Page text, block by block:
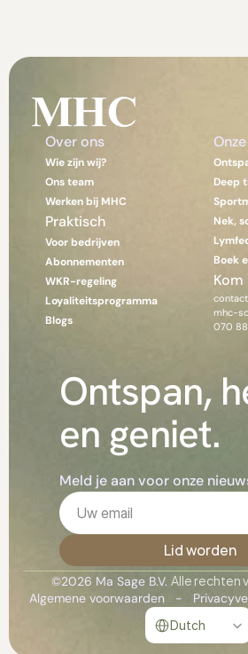
Over ons
Wie zijn wij?
Ons team
Werken bij MHC
Praktisch
Voor bedrijven
Abonnementen
WKR-regeling
Loyaliteitsprogramma
Blogs
Deep
Nek,
Boek
mhc-
070
Ontspan,
en geniet.
Meld je aan voor onze
©2026 Ma Sage B.V. Alle rechten
Algemene voorwaarden
   -
Select Language
Dutch